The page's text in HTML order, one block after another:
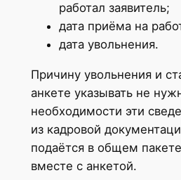
работал заявитель;
дата приёма на
дата увольнения.
Причину увольнения и
анкете указывать не
необходимости эти
из кадровой
подаётся в общем
вместе с анкетой.